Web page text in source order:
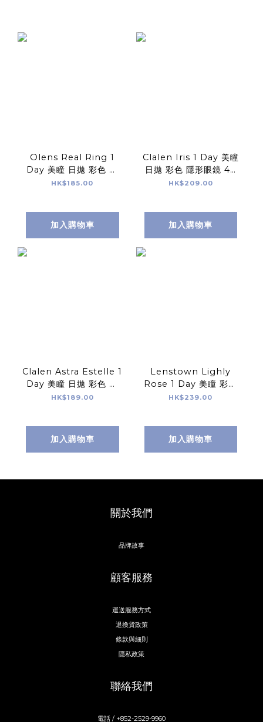
Olens Real Ring 1
Day 美瞳 日拋 彩色 隱
形眼鏡 20片
HK$185.00
加入購物車
Clalen Iris 1 Day 美瞳
日拋 彩色 隱形眼鏡 40
片
HK$209.00
加入購物車
Clalen Astra Estelle 1
Day 美瞳 日拋 彩色 隱
形眼鏡 30片
HK$189.00
加入購物車
Lenstown Lighly
Rose 1 Day 美瞳 彩色
日拋 隱形眼鏡 30片
HK$239.00
加入購物車
關於我們
品牌故事
顧客服務
運送服務方式
退換貨政策
條款與細則
隱私政策
聯絡我們
電話 / +852-2529-9960